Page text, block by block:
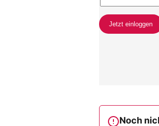
Noch